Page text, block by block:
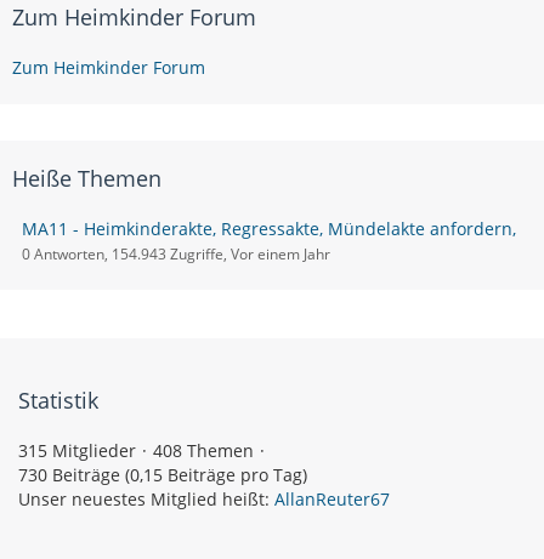
Zum Heimkinder Forum
Zum Heimkinder Forum
Heiße Themen
MA11 - Heimkinderakte, Regressakte, Mündelakte anfordern,
0 Antworten, 154.943 Zugriffe, Vor einem Jahr
Statistik
315 Mitglieder
408 Themen
730 Beiträge (0,15 Beiträge pro Tag)
Unser neuestes Mitglied heißt: AllanReuter67